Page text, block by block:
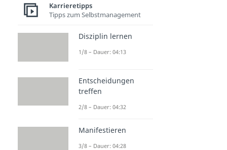
Karrieretipps
Tipps zum Selbstmanagement
Disziplin lernen
1/8 – Dauer: 04:13
Entscheidungen
treffen
2/8 – Dauer: 04:32
Manifestieren
3/8 – Dauer: 04:28